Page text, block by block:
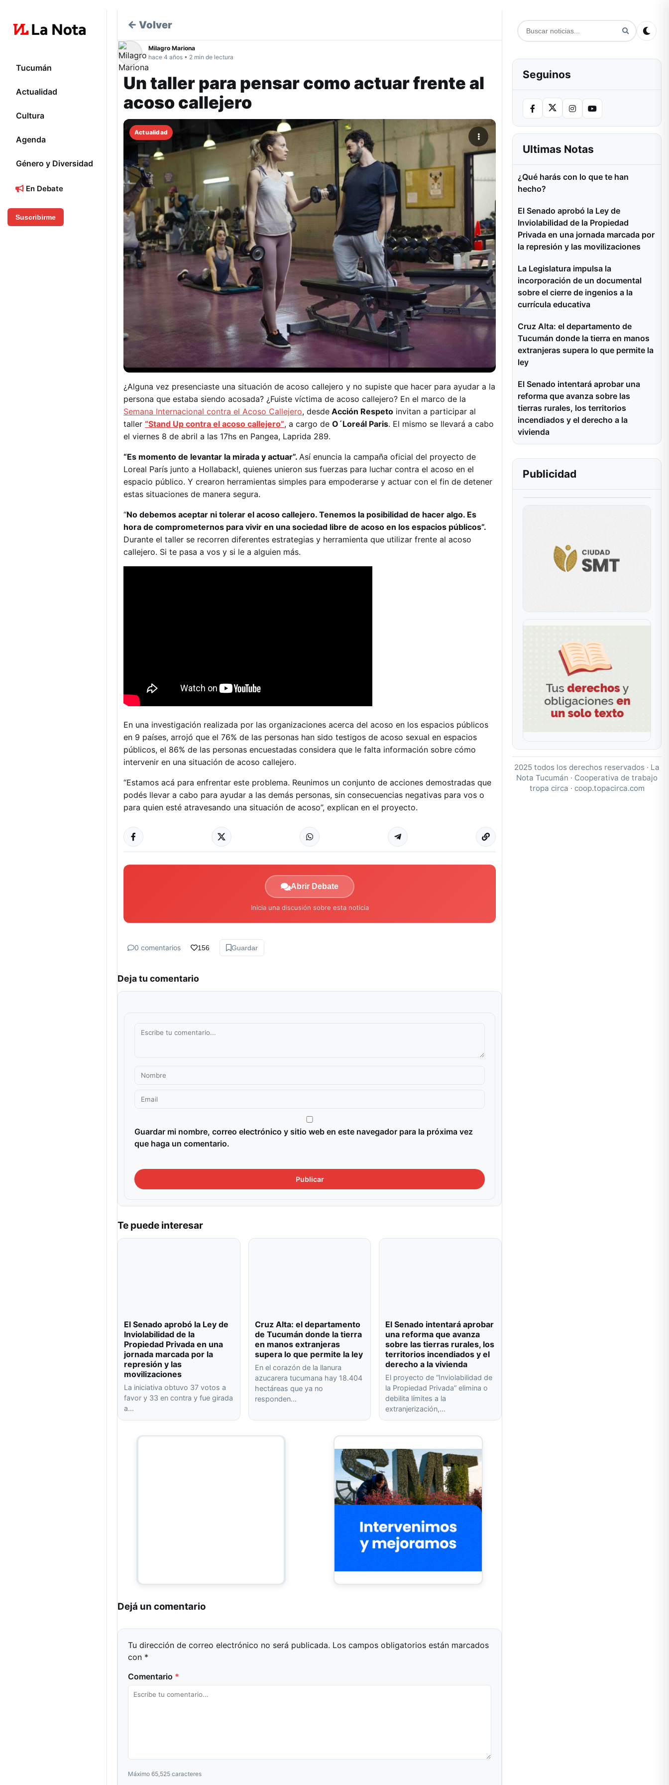
Tucumán
Actualidad
Cultura
Agenda
Género y Diversidad
En Debate
Suscribirme
← Volver
Milagro Mariona
hace 4 años • 2 min de lectura
Un taller para pensar como actuar frente al
acoso callejero
Actualidad
¿Alguna vez presenciaste una situación de acoso callejero y no supiste que hacer para ayudar a la
persona que estaba siendo acosada? ¿Fuiste víctima de acoso callejero? En el marco de la
Semana Internacional contra el Acoso Callejero, desde Acción Respeto invitan a participar al
taller “Stand Up contra el acoso callejero”, a cargo de O´Loreál Paris. El mismo se llevará a cabo
el viernes 8 de abril a las 17hs en Pangea, Laprida 289.
“Es momento de levantar la mirada y actuar”. Así enuncia la campaña oficial del proyecto de
Loreal París junto a Hollaback!, quienes unieron sus fuerzas para luchar contra el acoso en el
espacio público. Y crearon herramientas simples para empoderarse y actuar con el fin de detener
estas situaciones de manera segura.
“No debemos aceptar ni tolerar el acoso callejero. Tenemos la posibilidad de hacer algo. Es
hora de comprometernos para vivir en una sociedad libre de acoso en los espacios públicos”.
Durante el taller se recorren diferentes estrategias y herramienta que utilizar frente al acoso
callejero. Si te pasa a vos y si le a alguien más.
En una investigación realizada por las organizaciones acerca del acoso en los espacios públicos
en 9 países, arrojó que el 76% de las personas han sido testigos de acoso sexual en espacios
públicos, el 86% de las personas encuestadas considera que le falta información sobre cómo
intervenir en una situación de acoso callejero.
“Estamos acá para enfrentar este problema. Reunimos un conjunto de acciones demostradas que
podés llevar a cabo para ayudar a las demás personas, sin consecuencias negativas para vos o
para quien esté atravesando una situación de acoso”, explican en el proyecto.
Abrir Debate
Inicia una discusión sobre esta noticia
0 comentarios 156 Guardar
Deja tu comentario
Guardar mi nombre, correo electrónico y sitio web en este navegador para la próxima vez
que haga un comentario.
Te puede interesar
El Senado aprobó la Ley de
Inviolabilidad de la
Propiedad Privada en una
jornada marcada por la
represión y las
movilizaciones
La iniciativa obtuvo 37 votos a
favor y 33 en contra y fue girada
a…
Cruz Alta: el departamento
de Tucumán donde la tierra
en manos extranjeras
supera lo que permite la ley
En el corazón de la llanura
azucarera tucumana hay 18.404
hectáreas que ya no
responden…
El Senado intentará aprobar
una reforma que avanza
sobre las tierras rurales, los
territorios incendiados y el
derecho a la vivienda
El proyecto de “Inviolabilidad de
la Propiedad Privada” elimina o
debilita límites a la
extranjerización,…
Dejá un comentario
Tu dirección de correo electrónico no será publicada. Los campos obligatorios están marcados
con *
Comentario *
Máximo 65,525 caracteres
Seguinos
Ultimas Notas
¿Qué harás con lo que te han
hecho?
El Senado aprobó la Ley de
Inviolabilidad de la Propiedad
Privada en una jornada marcada por
la represión y las movilizaciones
La Legislatura impulsa la
incorporación de un documental
sobre el cierre de ingenios a la
currícula educativa
Cruz Alta: el departamento de
Tucumán donde la tierra en manos
extranjeras supera lo que permite la
ley
El Senado intentará aprobar una
reforma que avanza sobre las
tierras rurales, los territorios
incendiados y el derecho a la
vivienda
Publicidad
2025 todos los derechos reservados · La
Nota Tucumán · Cooperativa de trabajo
tropa circa · coop.topacirca.com